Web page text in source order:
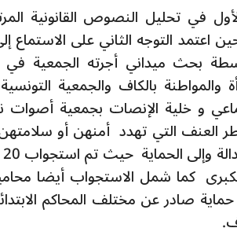
في تحليل النصوص القانونية
التوجه الثاني على الاستماع
بحث ميداني أجرته الجمعية في
بالكاف والجمعية
و خلية الإنصات بجمعية أصوات
العنف التي تهدد أمنهن أو
الكبرى كما شمل الاستجواب أيضا